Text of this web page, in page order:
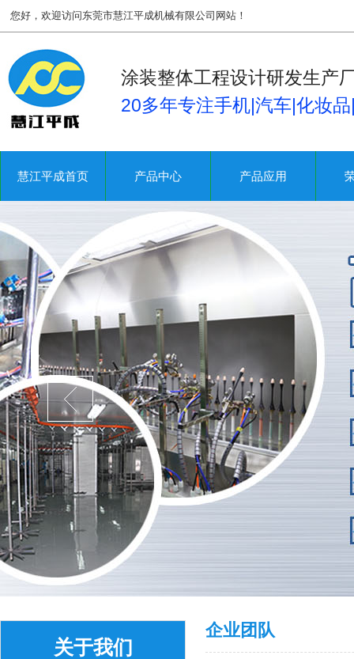
您好，欢迎访问东莞市慧江平成机械有限公司网站！
涂装整体工程设计研发生产
20多年专注手机|汽车|化妆
慧江平成首页 产品中心 产品应用
关于我们
企业团队